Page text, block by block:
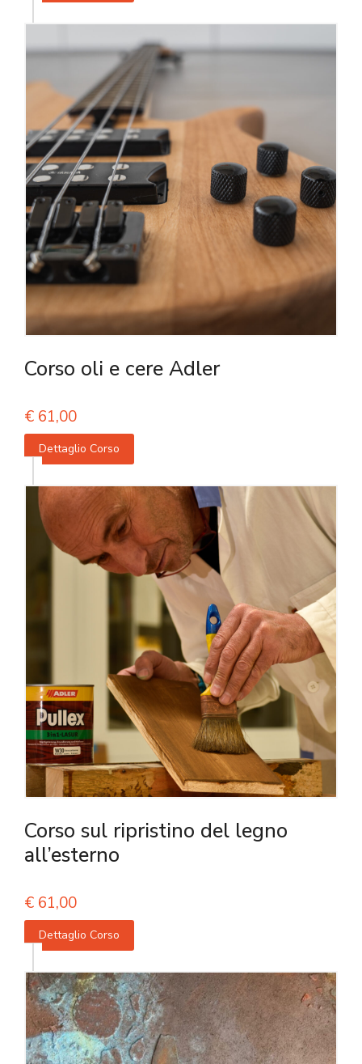
Corso oli e cere Adler
€ 61,00
Dettaglio Corso
Corso sul ripristino del legno
all’esterno
€ 61,00
Dettaglio Corso